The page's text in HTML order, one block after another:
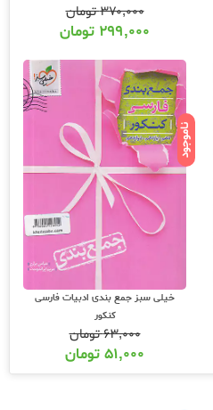
۳۷۰,۰۰۰تومان
۲۹۹,۰۰۰ تومان
ناموجود
خیلی سبز جمع بندی ادبیات فارسی
کنکور
۶۳,۰۰۰تومان
۵۱,۰۰۰ تومان